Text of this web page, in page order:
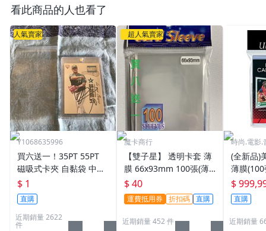
看此商品的人也看了
人氣賣家
Y1068635996
買六送一！35PT 55PT
磁吸式卡夾 自黏袋 中華
職棒球員卡 遊戲王 寶可
夢PTCG 漫威 ultra pro
可用
$ 1
直購
近期銷量 2622
件
超人氣賣家
魔卡商行
【雙子星】 透明卡套 薄
膜 66x93mm 100張(薄)
適用 BBM MLB Topps C
PBL 球員卡
$ 40
運費抵用券 折扣碼 直購
近期銷量 452 件
時尚.電影.
(全新品)
薄膜
次到貨
$
直購
近期銷量